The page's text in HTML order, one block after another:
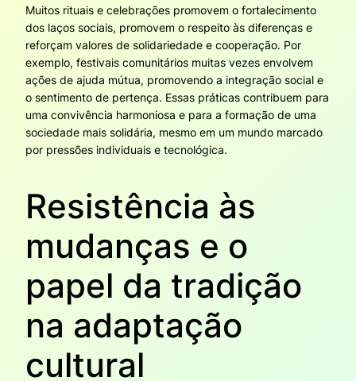
Muitos rituais e celebrações promovem o fortalecimento
dos laços sociais, promovem o respeito às diferenças e
reforçam valores de solidariedade e cooperação. Por
exemplo, festivais comunitários muitas vezes envolvem
ações de ajuda mútua, promovendo a integração social e
o sentimento de pertença. Essas práticas contribuem para
uma convivência harmoniosa e para a formação de uma
sociedade mais solidária, mesmo em um mundo marcado
por pressões individuais e tecnológica.
Resistência às
mudanças e o
papel da tradição
na adaptação
cultural